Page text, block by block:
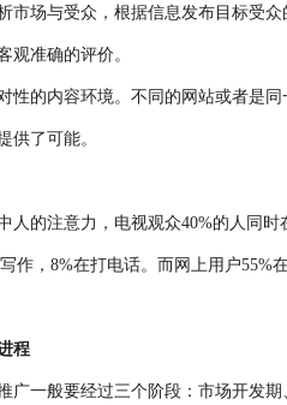
市场与受众，根据信息发布目标受
观准确的评价。
性的内容环境。不同的网站或者是
供了可能。
人的注意力，电视观众40%的人同
作，8%在打电话。而网上用户
程
广一般要经过三个阶段：市场开发